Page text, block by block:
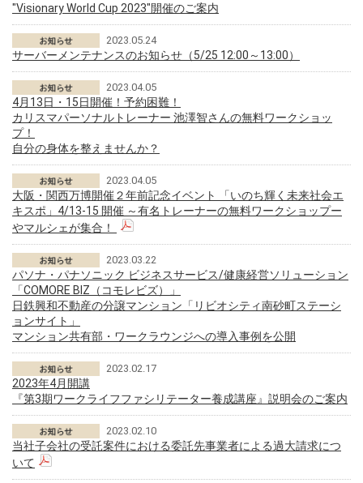
"Visionary World Cup 2023"開催のご案内
2023.05.24
サーバーメンテナンスのお知らせ（5/25 12:00～13:00）
2023.04.05
4月13日・15日開催！予約困難！
カリスマパーソナルトレーナー 池澤智さんの無料ワークショッ
プ！
自分の身体を整えませんか？
2023.04.05
大阪・関西万博開催２年前記念イベント 「いのち輝く未来社会エ
キスポ」4/13-15 開催 ～有名トレーナーの無料ワークショップー
やマルシェが集合！
2023.03.22
パソナ・パナソニック ビジネスサービス/健康経営ソリューション
「COMORE BIZ（コモレビズ）」
日鉄興和不動産の分譲マンション「リビオシティ南砂町ステーシ
ョンサイト」
マンション共有部・ワークラウンジへの導入事例を公開
2023.02.17
2023年4月開講
『第3期ワークライフファシリテーター養成講座』説明会のご案内
2023.02.10
当社子会社の受託案件における委託先事業者による過大請求につ
いて